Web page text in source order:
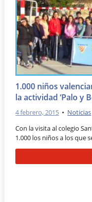
1.000 niños
la actividad ‘Palo y
4 febrero, 2015 • Noticias
Con la visita al colegio
1.000 los niños a los que